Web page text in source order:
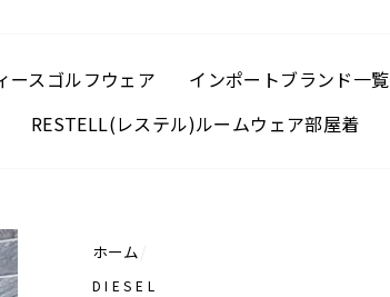
ースゴルフウェア
インポートブランド一覧
RESTELL(レステル)ルームウェア部屋着
ホーム/
DIESEL